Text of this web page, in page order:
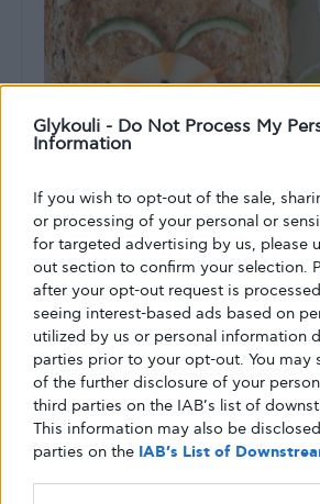
Glykouli - Do Not Process My
Information
If you wish to opt-out of the sale,
or processing of your personal or
for targeted advertising by us, please
out section to confirm your selection.
after your opt-out request is
seeing interest-based ads based on
utilized by us or personal information
parties prior to your opt-out. You may
of the further disclosure of your
third parties on the IAB’s list of
This information may also be
parties on the IAB’s List of
Η ΔΙΑΤΡΟΦΉ ΜΟΥ ΚΑΛΉ ΥΓΕΊΑ
Θρεπικά και έξυπνα σνακ
σπιτιού για μικρά και
παιδιά – της
Απέργη
Τα σχολεία άρχισαν και … κάθε
του! Αυτό αυτομάτως σημαίνει ότι τα
και…
ΑΠΌ GLYKOULI 20 ΣΕΠΤΕΜΒΡΊΟΥ, 2018